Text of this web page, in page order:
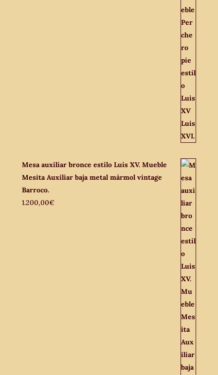
Mesa auxiliar bronce estilo Luis XV. Mueble
Mesita Auxiliar baja metal mármol vintage
Barroco.
1.200,00€